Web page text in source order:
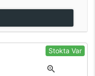
Stokta Var